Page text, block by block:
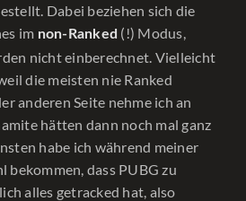
Dabei beziehen sich die
im non-Ranked (!) Modus,
nicht einberechnet. Vielleicht
die meisten nie Ranked
anderen Seite nehme ich an
hätten dann noch mal ganz
habe ich während meiner
bekommen, dass PUBG zu
alles getracked hat, also